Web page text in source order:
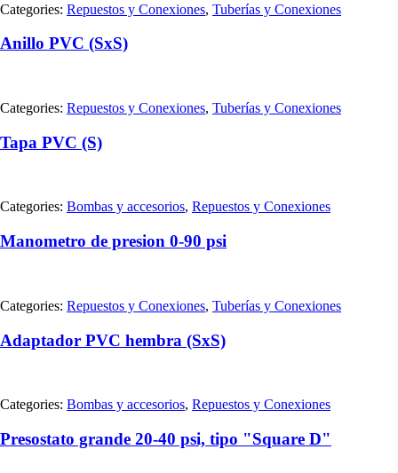
Categories: Repuestos y Conexiones, Tuberías y Conexiones
Anillo PVC (SxS)
Categories: Repuestos y Conexiones, Tuberías y Conexiones
Tapa PVC (S)
Categories: Bombas y accesorios, Repuestos y Conexiones
Manometro de presion 0-90 psi
Categories: Repuestos y Conexiones, Tuberías y Conexiones
Adaptador PVC hembra (SxS)
Categories: Bombas y accesorios, Repuestos y Conexiones
Presostato grande 20-40 psi, tipo "Square D"